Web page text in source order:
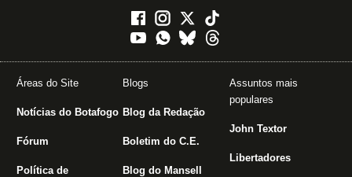
Áreas do Site
Notícias do Botafogo
Fórum
Política de
Blogs
Blog da Redação
Boletim do C.E.
Blog do Mansell
Assuntos mais
populares
John Textor
Libertadores